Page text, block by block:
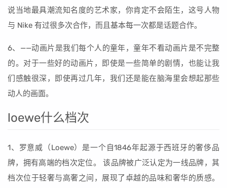
说当地最具潮流知名度的艺术家，你肯定不会陌生，这号人物
与 Nike 有过很多次合作，而且基本每一次都是话题合作。
6、——动画片是我们每个人的童年，童年不看动画片是不完整
的。对于一些好的动画片，即使是一些简单的剧情，也能让我
们感触很深，即使再过几年，我们还是能在脑海里会想起那些
动人的画面。
loewe什么档次
1、罗意威（Loewe）是一个自1846年起源于西班牙的奢侈品
牌，拥有高端的档次定位。 该品牌被广泛认定为一线品牌，其
档次位于轻奢与高奢之间，展现了卓越的品味和奢华的质感。